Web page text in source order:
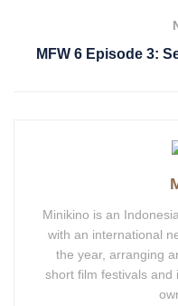
MFW 6 Episode 3:
Minikino is an
with an international
the year, arranging
short film festivals and